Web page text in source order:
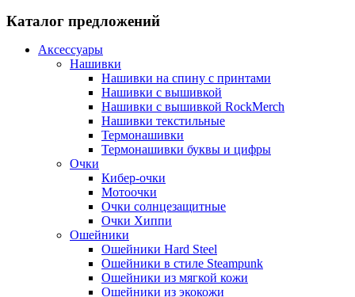
Каталог предложений
Аксессуары
Нашивки
Нашивки на спину с принтами
Нашивки с вышивкой
Нашивки с вышивкой RockMerch
Нашивки текстильные
Термонашивки
Термонашивки буквы и цифры
Очки
Кибер-очки
Мотоочки
Очки солнцезащитные
Очки Хиппи
Ошейники
Ошейники Hard Steel
Ошейники в стиле Steampunk
Ошейники из мягкой кожи
Ошейники из экокожи